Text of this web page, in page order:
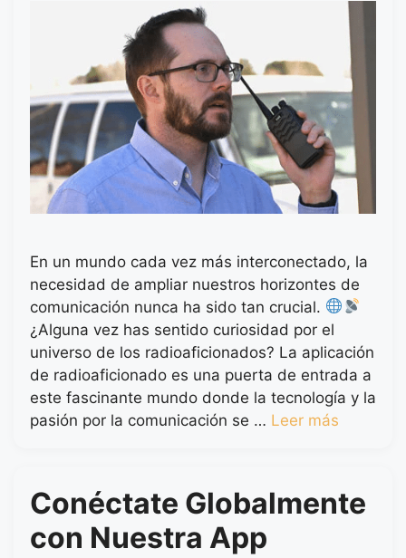
En un mundo cada vez más interconectado, la
necesidad de ampliar nuestros horizontes de
comunicación nunca ha sido tan crucial.
¿Alguna vez has sentido curiosidad por el
universo de los radioaficionados? La aplicación
de radioaficionado es una puerta de entrada a
este fascinante mundo donde la tecnología y la
pasión por la comunicación se … Leer más
Conéctate Globalmente
con Nuestra App